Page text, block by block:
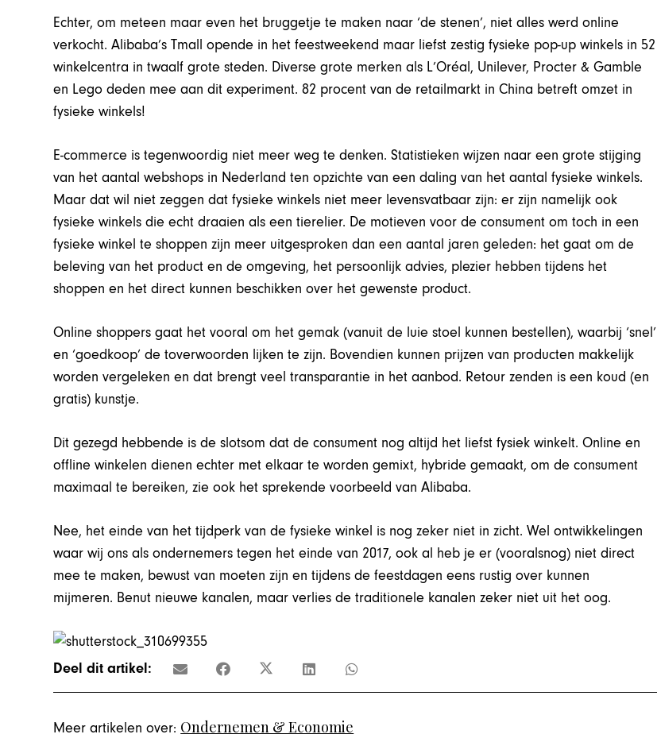
Echter, om meteen maar even het bruggetje te maken naar ‘de stenen’, niet alles werd online
verkocht. Alibaba’s Tmall opende in het feestweekend maar liefst zestig fysieke pop-up winkels in 52
winkelcentra in twaalf grote steden. Diverse grote merken als L’Oréal, Unilever, Procter & Gamble
en Lego deden mee aan dit experiment. 82 procent van de retailmarkt in China betreft omzet in
fysieke winkels!
E-commerce is tegenwoordig niet meer weg te denken. Statistieken wijzen naar een grote stijging
van het aantal webshops in Nederland ten opzichte van een daling van het aantal fysieke winkels.
Maar dat wil niet zeggen dat fysieke winkels niet meer levensvatbaar zijn: er zijn namelijk ook
fysieke winkels die echt draaien als een tierelier. De motieven voor de consument om toch in een
fysieke winkel te shoppen zijn meer uitgesproken dan een aantal jaren geleden: het gaat om de
beleving van het product en de omgeving, het persoonlijk advies, plezier hebben tijdens het
shoppen en het direct kunnen beschikken over het gewenste product.
Online shoppers gaat het vooral om het gemak (vanuit de luie stoel kunnen bestellen), waarbij ‘snel’
en ‘goedkoop’ de toverwoorden lijken te zijn. Bovendien kunnen prijzen van producten makkelijk
worden vergeleken en dat brengt veel transparantie in het aanbod. Retour zenden is een koud (en
gratis) kunstje.
Dit gezegd hebbende is de slotsom dat de consument nog altijd het liefst fysiek winkelt. Online en
offline winkelen dienen echter met elkaar te worden gemixt, hybride gemaakt, om de consument
maximaal te bereiken, zie ook het sprekende voorbeeld van Alibaba.
Nee, het einde van het tijdperk van de fysieke winkel is nog zeker niet in zicht. Wel ontwikkelingen
waar wij ons als ondernemers tegen het einde van 2017, ook al heb je er (vooralsnog) niet direct
mee te maken, bewust van moeten zijn en tijdens de feestdagen eens rustig over kunnen
mijmeren. Benut nieuwe kanalen, maar verlies de traditionele kanalen zeker niet uit het oog.
Deel dit artikel:
Meer artikelen over: Ondernemen & Economie